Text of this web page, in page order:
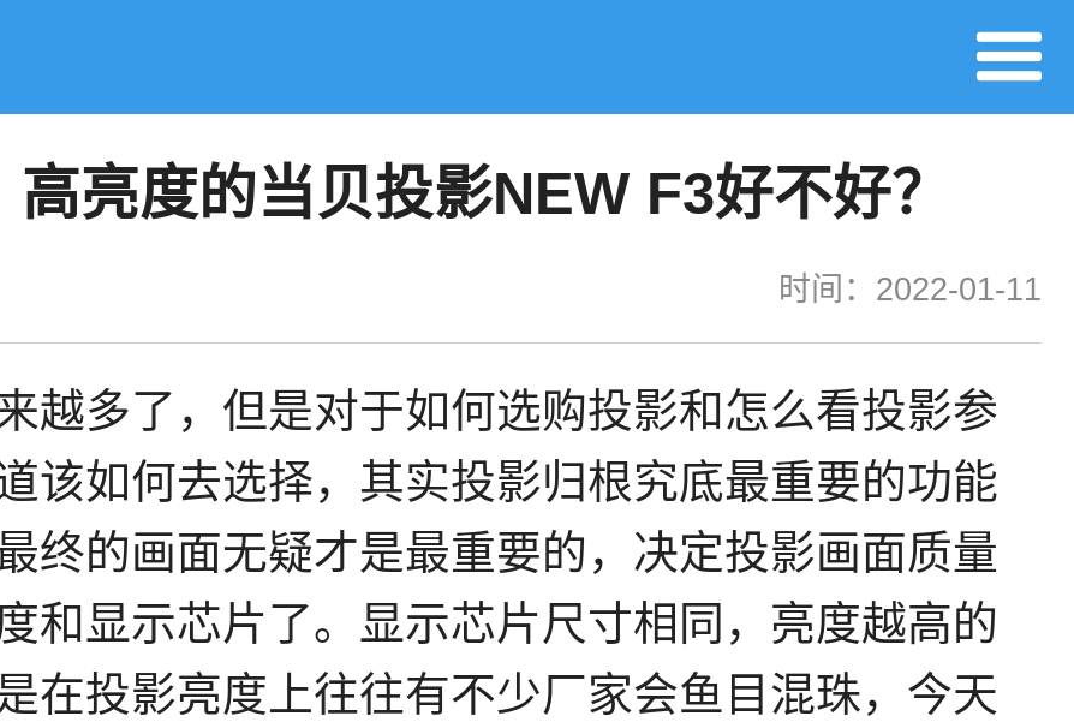
亮度的当贝投影NEW F3好不好？
时间：2022-01-11
越多了，但是对于如何选购投影和怎么看投影参
该如何去选择，其实投影归根究底最重要的功能
终的画面无疑才是最重要的，决定投影画面质量
和显示芯片了。显示芯片尺寸相同，亮度越高的
在投影亮度上往往有不少厂家会鱼目混珠，今天